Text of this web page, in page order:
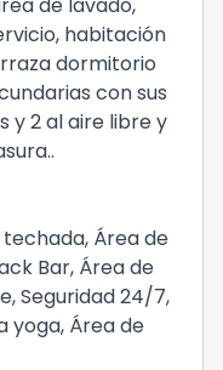
habitación
dormitorio
con sus
y 2 al aire libre y
techada, Área de
Bar, Área de
Seguridad 24/7,
yoga, Área de